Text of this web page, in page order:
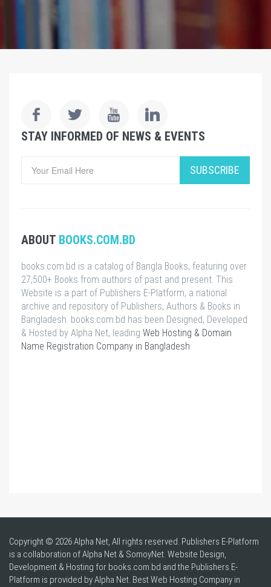
STAY INFORMED OF NEWS & EVENTS
SUBSCRIBE
ABOUT BOOKS.COM.BD
books.com.bd is a catalog of Bangla Books, featuring over
27,500+ Books from authors of past and present. This
Website is a part of Publishers E-Platform, a national
archive and repository of Publishers, Authors & Books in
Bangladesh. books.com.bd has been Designed, Developed
& Hosted by Alpha Net, leading Web Hosting & Domain
Name Registration Company in Bangladesh
Copyright © 2026 Alpha Net, All rights reserved. Publishers E-Platform
is a collaboration of Alpha Net & SomoyNet. Website Design,
Development & Hosting for books.com.bd and the Publishers E-
Platform is provided by Alpha Net. BestWeb Hosting Company in